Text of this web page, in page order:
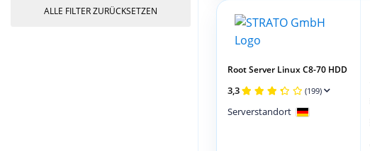
ALLE FILTER ZURÜCKSETZEN
Root Server Linux C8-70 HDD
3,3 (199)
Serverstandort